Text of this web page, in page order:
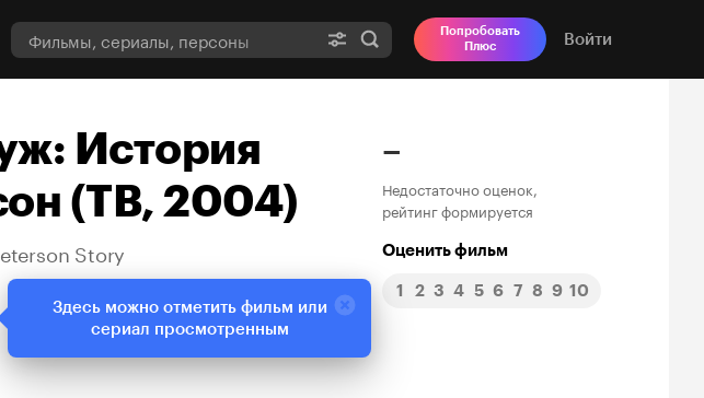
Попробовать
Плюс
Войти
История
(ТВ, 2004)
Story
–
Недостаточно оценок,
рейтинг формируется
Оценить фильм
1 2 3 4 5 6 7 8 9 10
Здесь можно отметить фильм или
сериал просмотренным